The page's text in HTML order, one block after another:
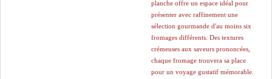
planche offre un espace idéal pour
présenter avec raffinement une
sélection gourmande d'au moins six
fromages différents. Des textures
crémeuses aux saveurs prononcées,
chaque fromage trouvera sa place
pour un voyage gustatif mémorable.